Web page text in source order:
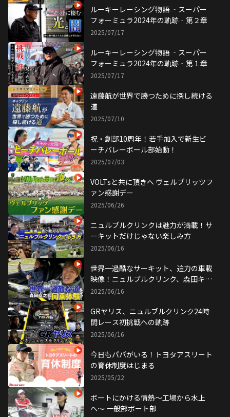
ルーキーレーシング物語 ‐スーパー
フォーミュラ2024年の軌跡‐第２章
2025/07/17
ルーキーレーシング物語 ‐スーパー
フォーミュラ2024年の軌跡‐第１章
2025/07/17
遠藤航が世界で勝つために探し続ける
道
2025/07/10
祝・創部10周年！若手加入で新生ビ
ーチバレーボール部始動！
2025/07/03
VOLTsと共に頂きへ ヴェルブリッツフ
ァン感謝デー
2025/06/26
ニュルブルクリンクは魅力が満載！サ
ーキットだけじゃない楽しみ方
2025/06/16
世界一過酷なサーキット、迫力の車載
映像！ニュルブルクリンク、森田キャ
スター初体験！
2025/06/16
GRヤリス、ニュルブルクリンク24時
間レース初挑戦への軌跡
2025/06/16
今日もパパがいる！トヨタアスリート
の育休制度はじまる
2025/05/22
ボートにかける情熱〜工場から水上
へ〜 一般部ボート部